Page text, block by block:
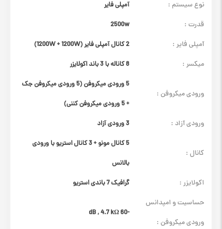
نوع سیستم : آمپلی فایر
قدرت : 2500w
آمپلی فایر : 2 کانال آمپلی فایر (1200W + 1200W)
میکسر : 8 کاناله با 3 باند اکولایزر
ورودی میکروفن :
5 ورودی میکروفن (5 ورودی میکروفن جک
+ 5 ورودی میکروفن کننی)
ورودی آزاد : 3 ورودی آزاد
کانال :
5 کانال مونو + 3 کانال استریو با ورودی
بالانس
اکولایزر : گرافیک 7 باندی استریو
حساسیت و امپدانس
ورودی میکروفن :
-60 dB , 4.7 kΩ